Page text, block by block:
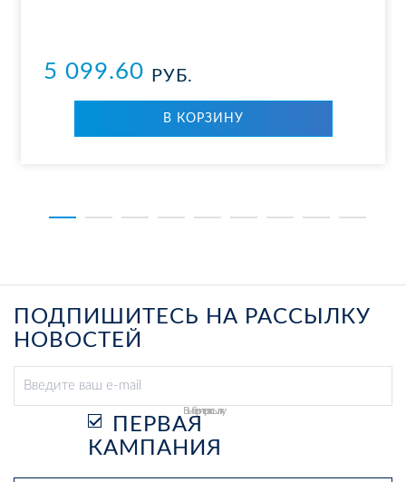
5 099.60 РУБ.
В КОР­ЗИ­НУ
ПОДПИШИТЕСЬ НА РАССЫЛКУ
НОВОСТЕЙ
Выберите рассылку
ПЕРВАЯ
КАМПАНИЯ